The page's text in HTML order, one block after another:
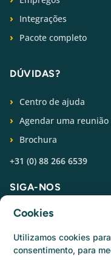
Integrações
Pacote completo
DÚVIDAS?
Centro de ajuda
Agendar uma reunião
Brochura
+31 (0) 88 266 6539
SIGA-NOS
Cookies
Utilizamos cookies
consentimento, para